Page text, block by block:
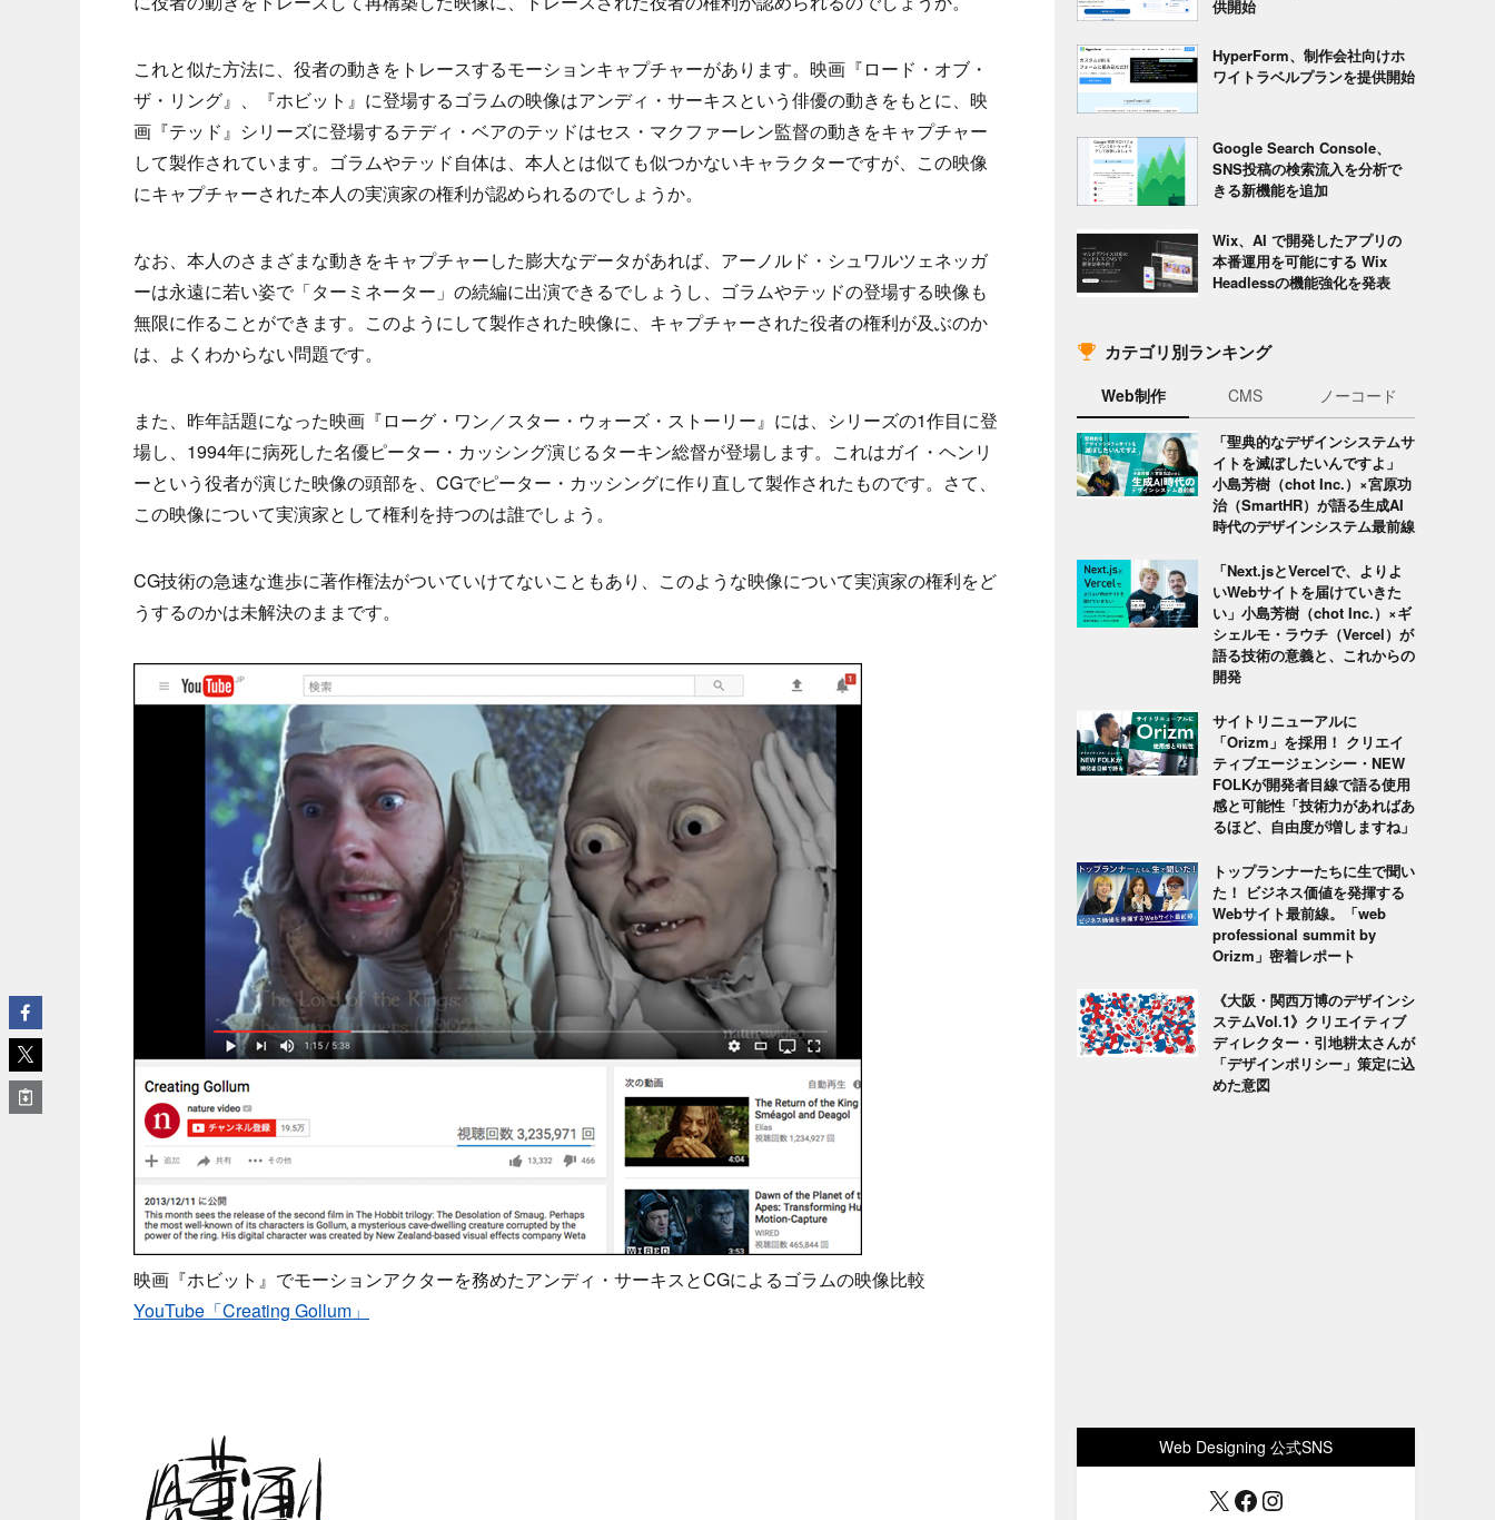
これと似た方法に、役者の動きをトレースするモーションキャプチャーがあります。映画『ロード・オブ・
ザ・リング』、『ホビット』に登場するゴラムの映像はアンディ・サーキスという俳優の動きをもとに、映
画『テッド』シリーズに登場するテディ・ベアのテッドはセス・マクファーレン監督の動きをキャプチャー
して製作されています。ゴラムやテッド自体は、本人とは似ても似つかないキャラクターですが、この映像
にキャプチャーされた本人の実演家の権利が認められるのでしょうか。
なお、本人のさまざまな動きをキャプチャーした膨大なデータがあれば、アーノルド・シュワルツェネッガ
ーは永遠に若い姿で「ターミネーター」の続編に出演できるでしょうし、ゴラムやテッドの登場する映像も
無限に作ることができます。このようにして製作された映像に、キャプチャーされた役者の権利が及ぶのか
は、よくわからない問題です。
また、昨年話題になった映画『ローグ・ワン／スター・ウォーズ・ストーリー』には、シリーズの1作目に登
場し、1994年に病死した名優ピーター・カッシング演じるターキン総督が登場します。これはガイ・ヘンリ
ーという役者が演じた映像の頭部を、CGでピーター・カッシングに作り直して製作されたものです。さて、
この映像について実演家として権利を持つのは誰でしょう。
CG技術の急速な進歩に著作権法がついていけてないこともあり、このような映像について実演家の権利をど
うするのかは未解決のままです。
映画『ホビット』でモーションアクターを務めたアンディ・サーキスとCGによるゴラムの映像比較
YouTube「Creating Gollum」
供開始
HyperForm、制作会社向けホ
ワイトラベルプランを提供開始
Google Search Console、
SNS投稿の検索流入を分析で
きる新機能を追加
Wix、AI で開発したアプリの
本番運用を可能にする Wix
Headlessの機能強化を発表
カテゴリ別ランキング
Web制作 CMS ノーコード
「聖典的なデザインシステムサ
イトを滅ぼしたいんですよ」
小島芳樹（chot Inc.）×宮原功
治（SmartHR）が語る生成AI
時代のデザインシステム最前線
「Next.jsとVercelで、よりよ
いWebサイトを届けていきた
い」小島芳樹（chot Inc.）×ギ
シェルモ・ラウチ（Vercel）が
語る技術の意義と、これからの
開発
サイトリニューアルに
「Orizm」を採用！ クリエイ
ティブエージェンシー・NEW
FOLKが開発者目線で語る使用
感と可能性「技術力があればあ
るほど、自由度が増しますね」
トップランナーたちに生で聞い
た！ ビジネス価値を発揮する
Webサイト最前線。「web
professional summit by
Orizm」密着レポート
《大阪・関西万博のデザインシ
ステムVol.1》クリエイティブ
ディレクター・引地耕太さんが
「デザインポリシー」策定に込
めた意図
Web Designing 公式SNS
X Facebook
Instagram